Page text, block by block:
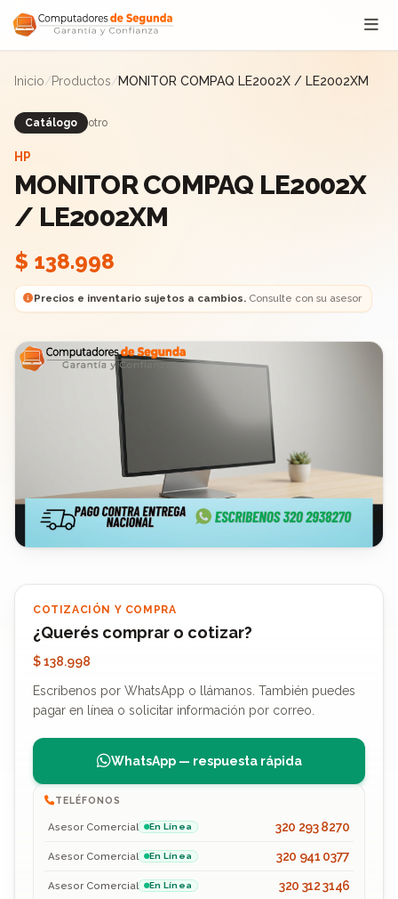
Saltar al contenido
Inicio/Productos/MONITOR COMPAQ LE2002X / LE2002XM
Catálogo otro
HP
MONITOR COMPAQ LE2002X
/ LE2002XM
$ 138.998
Precios e inventario sujetos a cambios.Consulte con su asesor
COTIZACIÓN Y COMPRA
¿Querés comprar o cotizar?
$ 138.998
Escríbenos por WhatsApp o llámanos. También puedes
pagar en línea o solicitar información por correo.
WhatsApp — respuesta rápida
TELÉFONOS
Asesor Comercial En Línea 320 293 8270
Asesor Comercial En Línea 320 941 0377
Asesor Comercial En Línea 320 312 3146